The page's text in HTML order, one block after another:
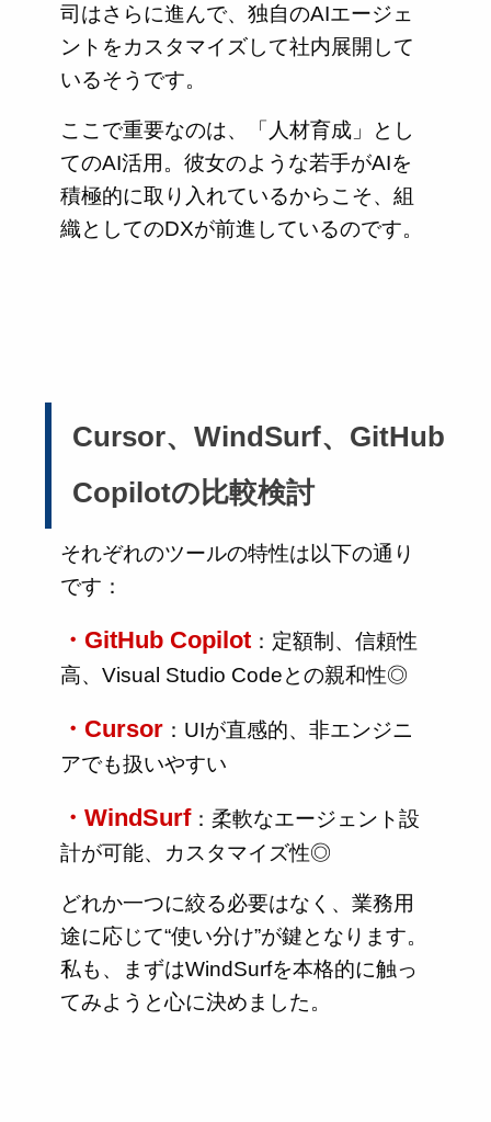
司はさらに進んで、独自のAIエージェ
ントをカスタマイズして社内展開して
いるそうです。
ここで重要なのは、「人材育成」とし
てのAI活用。彼女のような若手がAIを
積極的に取り入れているからこそ、組
織としてのDXが前進しているのです。
Cursor、WindSurf、GitHub
Copilotの比較検討
それぞれのツールの特性は以下の通り
です：
・GitHub Copilot ：定額制、信頼性
高、Visual Studio Codeとの親和性◎
・Cursor ：UIが直感的、非エンジニ
アでも扱いやすい
・WindSurf：柔軟なエージェント設
計が可能、カスタマイズ性◎
どれか一つに絞る必要はなく、業務用
途に応じて“使い分け”が鍵となります。
私も、まずはWindSurfを本格的に触っ
てみようと心に決めました。